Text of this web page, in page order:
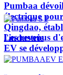
Pumbaa
électrique
Qingdao,
l'industrie
Les revenus
EV se